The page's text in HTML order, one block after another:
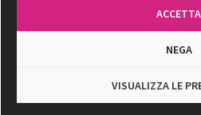
ACCETTA
NEGA
VISUALIZZA LE
©2026 Radio Tadino — Tutti i diritti